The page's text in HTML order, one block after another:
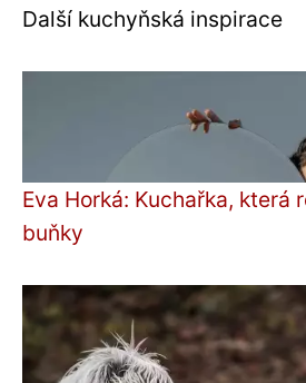
Další kuchyňská inspirace
Eva Horká: Kuchařka, která
buňky